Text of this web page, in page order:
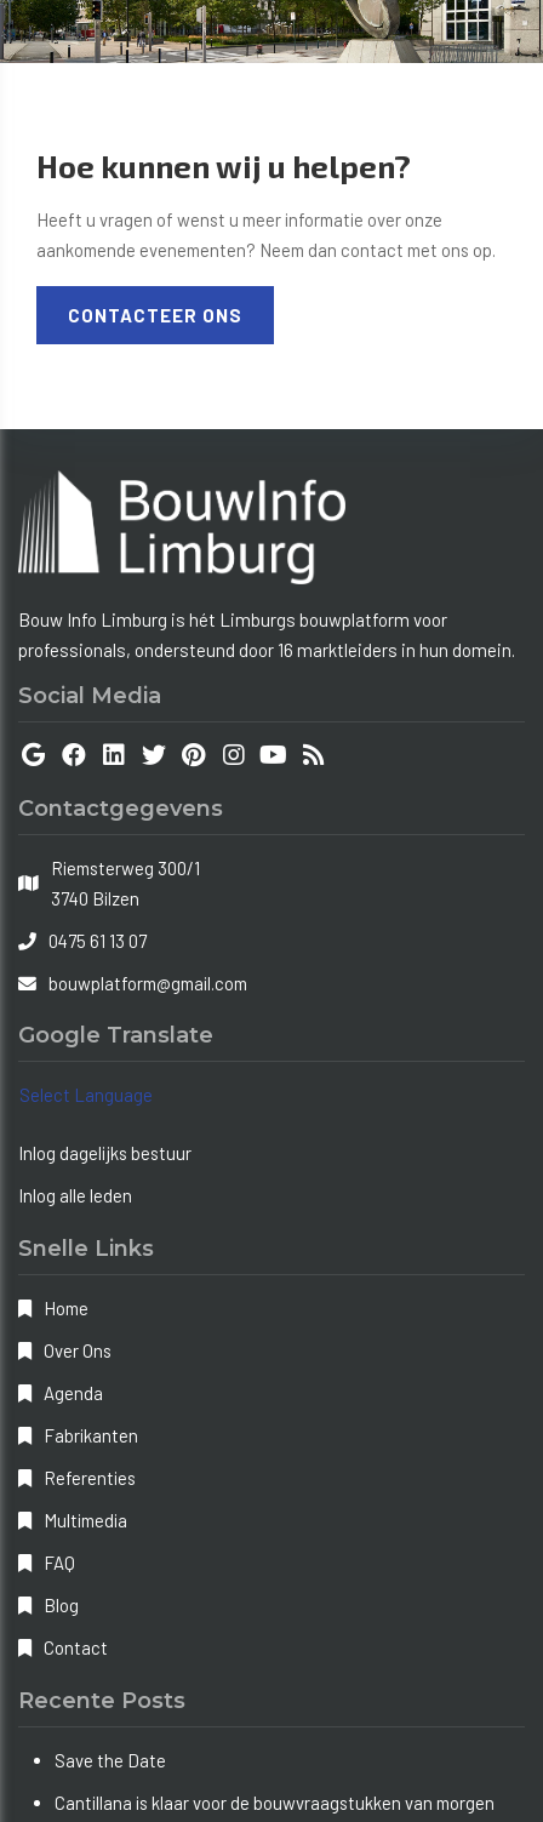
Hoe kunnen wij u helpen?
Heeft u vragen of wenst u meer informatie over onze
aankomende evenementen? Neem dan contact met ons op.
CONTACTEER ONS
Bouw Info Limburg is hét Limburgs bouwplatform voor
professionals, ondersteund door 16 marktleiders in hun domein.
Social Media
Contactgegevens
Riemsterweg 300/1
3740 Bilzen
0475 61 13 07
bouwplatform@gmail.com
Google Translate
Select Language
Inlog dagelijks bestuur
Inlog alle leden
Snelle Links
Home
Over Ons
Agenda
Fabrikanten
Referenties
Multimedia
FAQ
Blog
Contact
Recente Posts
Save the Date
Cantillana is klaar voor de bouwvraagstukken van morgen